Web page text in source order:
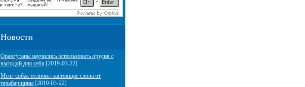
Новости
Орангутаны научились использовать орудия с
выгодой для себя [2019-03-22]
Мозг собак отличил настоящие слова от
тарабарщины [2019-03-22]